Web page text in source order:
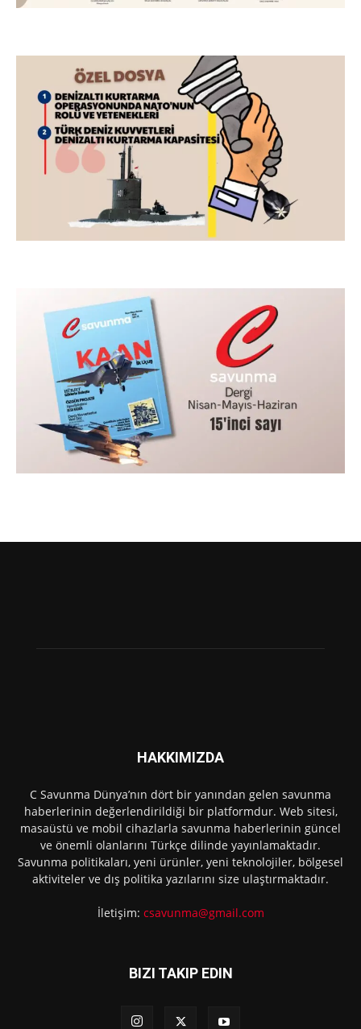
HAKKIMIZDA
C Savunma Dünya’nın dört bir yanından gelen savunma
haberlerinin değerlendirildiği bir platformdur. Web sitesi,
masaüstü ve mobil cihazlarla savunma haberlerinin güncel
ve önemli olanlarını Türkçe dilinde yayınlamaktadır.
Savunma politikaları, yeni ürünler, yeni teknolojiler, bölgesel
aktiviteler ve dış politika yazılarını size ulaştırmaktadır.
İletişim: csavunma@gmail.com
BIZI TAKIP EDIN